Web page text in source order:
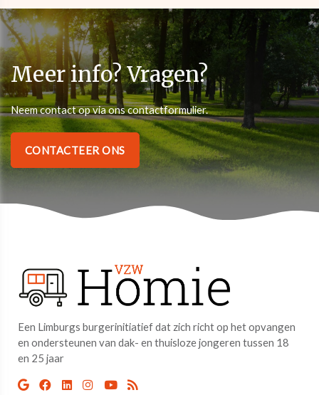
Meer info? Vragen?
Neem contact op via ons contactformulier.
CONTACTEER ONS
Een Limburgs burgerinitiatief dat zich richt op het opvangen
en ondersteunen van dak- en thuisloze jongeren tussen 18
en 25 jaar